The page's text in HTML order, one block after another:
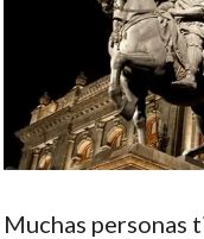
Muchas personas